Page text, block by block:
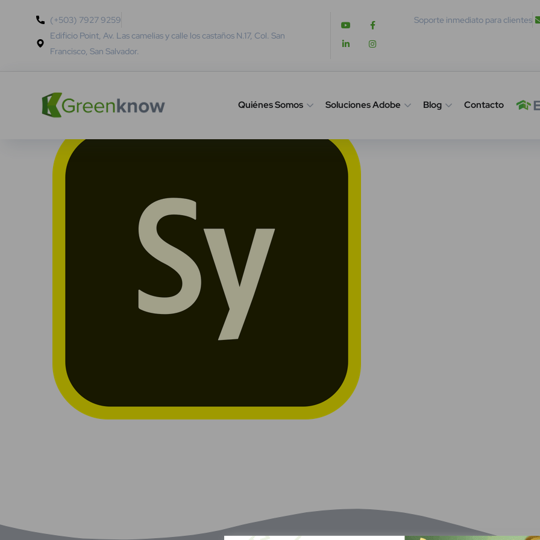
(+503) 7927 9259
Edificio Point, Av. Las camelias y calle los castaños N.17, Col. San
Francisco, San Salvador.
Soporte inmediato para clientes
Quiénes Somos Soluciones Adobe Blog Contacto